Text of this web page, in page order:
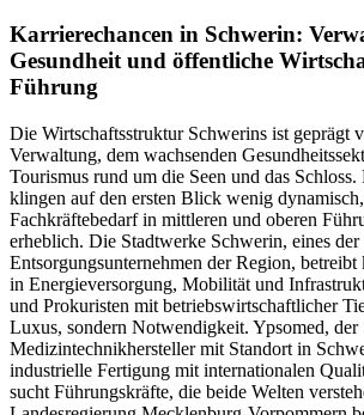
Karrierechancen in Schwerin:
Gesundheit und öffentliche
Führung
Die Wirtschaftsstruktur Schwerins ist geprägt
Verwaltung, dem wachsenden
Tourismus rund um die Seen und das Schloss.
klingen auf den ersten Blick wenig
Fachkräftebedarf in mittleren und oberen
erheblich. Die Stadtwerke Schwerin, eines der
Entsorgungsunternehmen der Region,
in Energieversorgung, Mobilität und
und Prokuristen mit betriebswirtschaftlicher
Luxus, sondern Notwendigkeit. Ypsomed, der
Medizintechnikhersteller mit Standort in
industrielle Fertigung mit internationalen
sucht Führungskräfte, die beide Welten